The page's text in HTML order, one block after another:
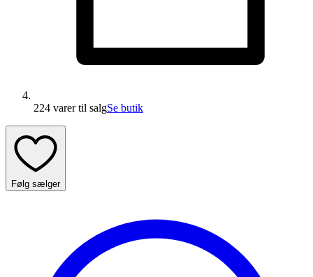
224 varertil salgSe butik
Følg sælger